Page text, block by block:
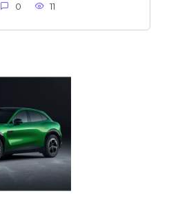
0 11